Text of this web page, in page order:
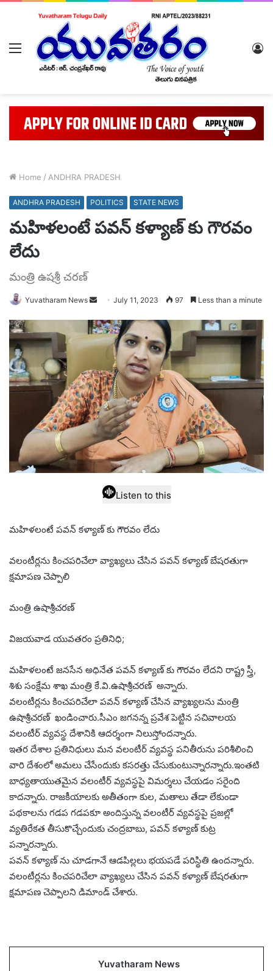
Menu
Home / ANDHRA PRADESH
ANDHRA PRADESH POLITICS STATE NEWS
మహిళలంటే పవన్ కళ్యాణ్ కు గౌరవం
లేదు
మంత్రి ఉషశ్రీ చరణ్
Yuvatharam News
Send
email
July 11, 2023 97 Less than a minute
Listen to this
మహిళలంటే పవన్ కళ్యాణ్ కు గౌరవం లేదు
వలంటీర్లను కించపరిచేలా వ్యాఖ్యలు చేసిన పవన్ కళ్యాణ్ బేషరతుగా
క్షమాపణ చెప్పాలి
మంత్రి ఉషాశ్రీచరణ్
విజయవాడ యువతరం ప్రతినిధి;
మహిళలంటే జనసేన అధినేత పవన్ కళ్యాణ్ కు గౌరవం లేదని రాష్ట్ర స్త్రీ,
శిశు సంక్షేమ శాఖ మంత్రి కే.వి.ఉషాశ్రీచరణ్ అన్నారు.
వలంటీర్లను కించపరిచేలా పవన్ కళ్యాణ్ చేసిన వ్యాఖ్యలను మంత్రి
ఉషాశ్రీచరణ్ ఖండించారు.సీఎం జగనన్న ప్రవేశ పెట్టిన సచివాలయ
వలంటీర్ వ్యవస్థ దేశానికి ఆదర్శంగా నిలుస్తోందన్నారు.
ఇతర దేశాల ప్రతినిధులు మన వలంటీర్ వ్యవస్థ పనితీరును పరిశీలించి
వారి దేశంలో అమలు చేసేందుకు కసరత్తు చేసుకుంటున్నారన్నారు.ఇంతటి
బాధ్యతాయుతమైన వలంటీర్ వ్యవస్థపై విమర్శలు చేయడం సరైంది
కాదన్నారు. రాజకీయాలకు అతీతంగా కుల, మతాలు తేడా లేకుండా
పథకాలను గడప గడపకూ అందిస్తున్న వలంటీర్ వ్యవస్థపై ప్రజల్లో
వ్యతిరేకత తీసుకొచ్చేందుకు చంద్రబాబు, పవన్ కళ్యాణ్ కుట్ర
పన్నారన్నారు.
పవన్ కళ్యాణ్ ను చూడగానే ఆడపిల్లలు భయపడే పరిస్థితి ఉందన్నారు.
వలంటీర్లను కించపరిచేలా వ్యాఖ్యలు చేసిన పవన్ కళ్యాణ్ బేషరతుగా
క్షమాపణ చెప్పాలని డిమాండ్ చేశారు.
Yuvatharam News